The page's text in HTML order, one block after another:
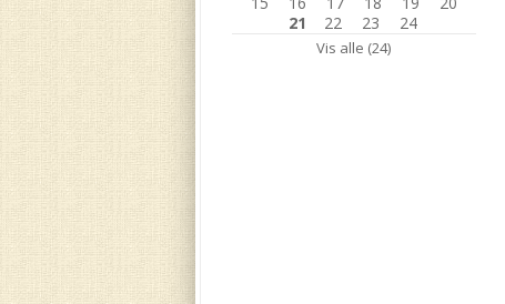
21
22 23 24
Vis alle (24)